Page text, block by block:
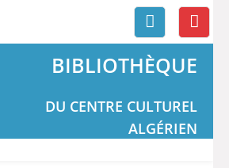
BIBLIOTHÈQUE
DU CENTRE CULTUREL
ALGÉRIEN